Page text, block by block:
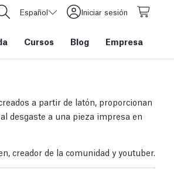
Español Iniciar sesión
Cursos Blog Empresa
a partir de latón, proporcionan
desgaste a una pieza impresa en
creador de la comunidad y youtuber.